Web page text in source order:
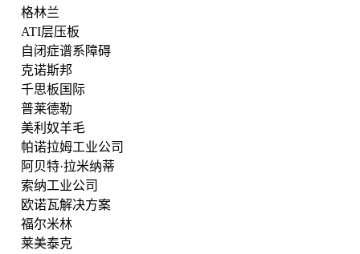
格林兰
ATI层压板
自闭症谱系障碍
克诺斯邦
千思板国际
普莱德勒
美利奴羊毛
帕诺拉姆工业公司
阿贝特·拉米纳蒂
索纳工业公司
欧诺瓦解决方案
福尔米林
莱美泰克